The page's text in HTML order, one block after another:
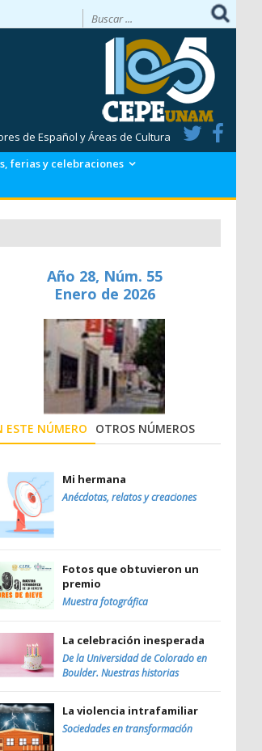
de Español y Áreas de Cultura
ferias y celebraciones
Año 28, Núm. 55
Enero de 2026
ESTE NÚMERO OTROS NÚMEROS
Mi hermana
Anécdotas, relatos y creaciones
Fotos que obtuvieron un
premio
Muestra fotográfica
La celebración inesperada
De la Universidad de Colorado en
Boulder. Nuestras historias
La violencia intrafamiliar
Sociedades en transformación